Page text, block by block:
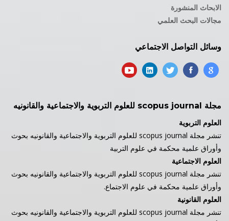
الابحاث المنشورة
مجالات البحث العلمي
وسائل التواصل الاجتماعي
مجلة scopus journal للعلوم التربوية والاجتماعية والقانونيه
العلوم التربوية
تنشر مجلة scopus journal للعلوم التربوية والاجتماعية والقانونيه بحوث
وأوراق علمية محكمة في علوم التربية
العلوم الاجتماعية
تنشر مجلة scopus journal للعلوم التربوية والاجتماعية والقانونيه بحوث
وأوراق علمية محكمة في علوم الاجتماع.
العلوم القانونية
تنشر مجلة scopus journal للعلوم التربوية والاجتماعية والقانونيه بحوث